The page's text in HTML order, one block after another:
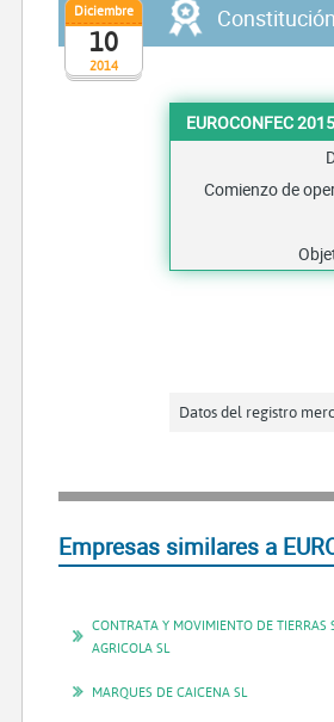
2014
Diciembre
10
Constitución
EUROCONFEC
Comienzo de
Datos del registro
Empresas similares a
CONTRATA Y MOVIMIENTO DE TIERRAS
AGRICOLA SL
MARQUES DE CAICENA SL